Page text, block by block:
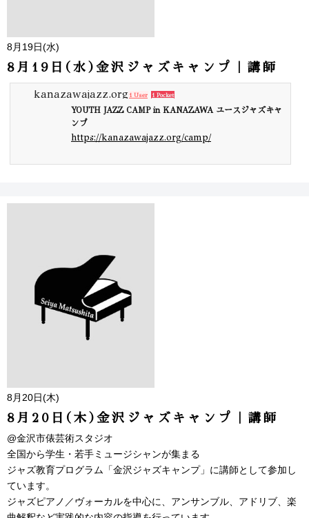
8月19日(水)
8月19日(水)金沢ジャズキャンプ｜講師
kanazawajazz.org 1 User 1 Pocket
YOUTH JAZZ CAMP in KANAZAWA ユースジャズキャ
ンプ
https://kanazawajazz.org/camp/
8月20日(木)
8月20日(木)金沢ジャズキャンプ｜講師
@金沢市俵芸術スタジオ
全国から学生・若手ミュージシャンが集まる
ジャズ教育プログラム「金沢ジャズキャンプ」に講師として参加し
ています。
ジャズピアノ／ヴォーカルを中心に、アンサンブル、アドリブ、楽